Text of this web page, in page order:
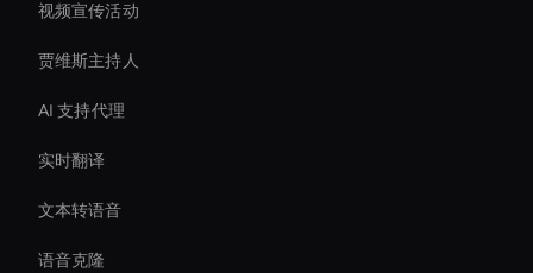
视频宣传活动
贾维斯主持人
AI 支持代理
实时翻译
文本转语音
语音克隆